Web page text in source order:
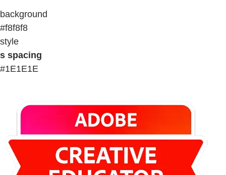
background
#f8f8f8
style
s spacing
#1E1E1E